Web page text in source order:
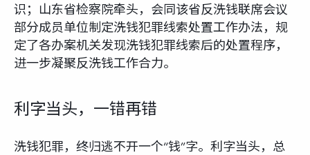
识；山东省检察院牵头，会同该省反洗钱联席会议
部分成员单位制定洗钱犯罪线索处置工作办法，规
定了各办案机关发现洗钱犯罪线索后的处置程序，
进一步凝聚反洗钱工作合力。
利字当头，一错再错
洗钱犯罪，终归逃不开一个“钱”字。利字当头，总